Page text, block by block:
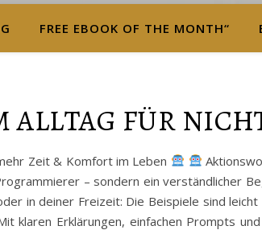
FREE EBOOK OF THE MONTH“
ALLTAG FÜR
Zeit & Komfort im Leben
– sondern ein verständlicher
in deiner Freizeit: Die Beispiele sind
Erklärungen, einfachen Prompts